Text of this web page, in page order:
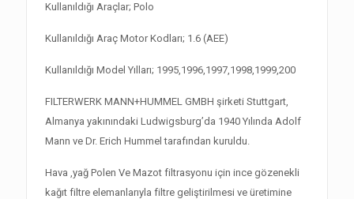
Kullanıldığı Araçlar; Polo
Kullanıldığı Araç Motor Kodları; 1.6 (AEE)
Kullanıldığı Model Yılları; 1995,1996,1997,1998,1999,200
FILTERWERK MANN+HUMMEL GMBH şirketi Stuttgart,
Almanya yakınındaki Ludwigsburg’da 1940 Yılında Adolf
Mann ve Dr. Erich Hummel tarafından kuruldu.
Hava ,yağ Polen Ve Mazot filtrasyonu için ince gözenekli
kağıt filtre elemanlarıyla filtre geliştirilmesi ve üretimine